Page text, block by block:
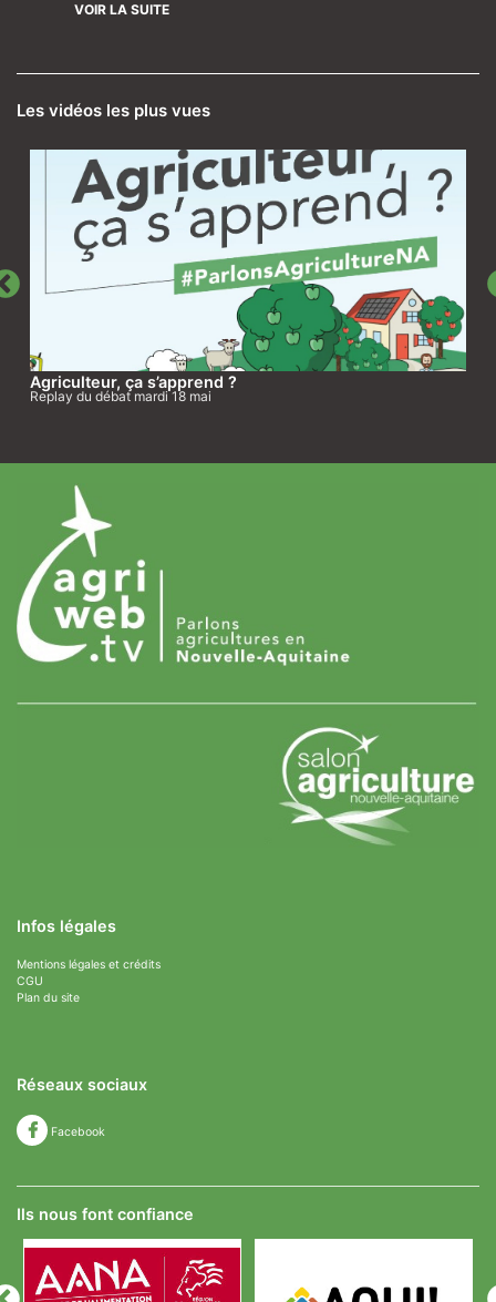
VOIR LA SUITE
Les vidéos les plus vues
Agriculteur, ça s’apprend ?
Replay du débat mardi 18 mai
Infos légales
Mentions légales et crédits
CGU
Plan du site
Réseaux sociaux
Facebook
Ils nous font confiance